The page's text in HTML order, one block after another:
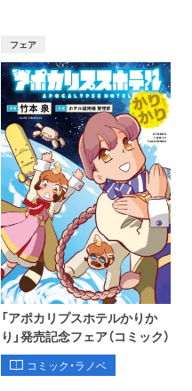
フェア
「アポカリプスホテルかりか
り」発売記念フェア（コミック）
コミック・ラノベ